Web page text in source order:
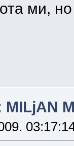
ми, но
MILjAN